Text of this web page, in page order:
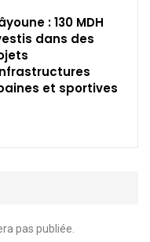
: 130 MDH
dans des
et sportives
pas publiée.